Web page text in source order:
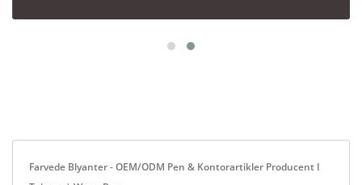
Farvede Blyanter - OEM/ODM Pen & Kontorartikler Producent I